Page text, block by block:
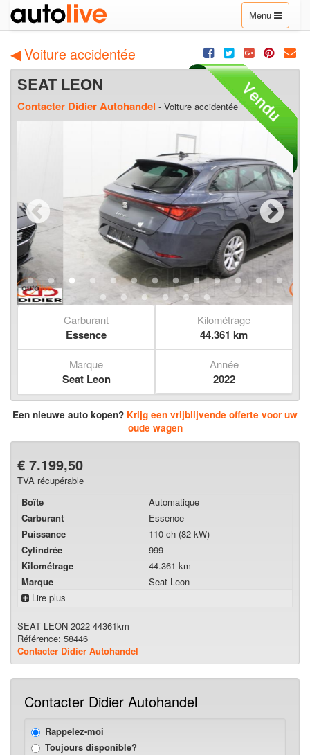
Toggle
navigation
Menu
◀ Voiture accidentée
SEAT LEON
Contacter Didier Autohandel - Voiture accidentée
Carburant
Essence
Kilométrage
44.361 km
Marque
Seat Leon
Année
2022
Een nieuwe auto kopen? Krijg een vrijblijvende offerte voor uw
oude wagen
€ 7.199,50
TVA récupérable
Boîte
Automatique
Carburant
Essence
Puissance
110 ch (82 kW)
Cylindrée
999
Kilométrage
44.361 km
Marque
Seat Leon
Lire plus
SEAT LEON 2022 44361km
Référence: 58446
Contacter Didier Autohandel
Contacter Didier Autohandel
Rappelez-moi
Toujours disponible?